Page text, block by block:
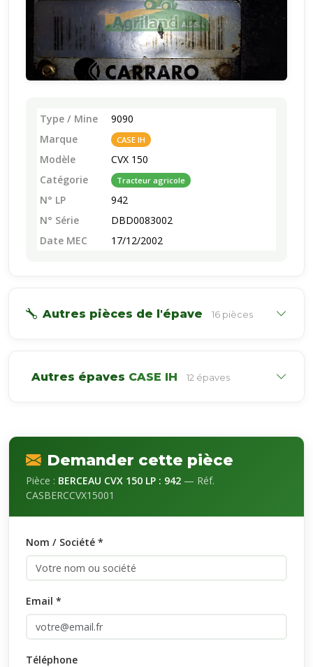
Type / Mine
9090
Marque
CASE IH
Modèle
CVX 150
Catégorie
Tracteur agricole
N° LP
942
N° Série
DBD0083002
Date MEC
17/12/2002
Autres pièces de l'épave 16 pièces
Autres épaves CASE IH 12 épaves
Demander cette pièce
Pièce : BERCEAU CVX 150 LP : 942 — Réf.
CASBERCCVX15001
Nom / Société *
Email *
Téléphone